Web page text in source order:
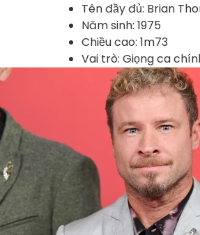
Tên đầy đủ: Brian
Năm sinh: 1975
Chiều cao: 1m73
Vai trò: Giọng ca